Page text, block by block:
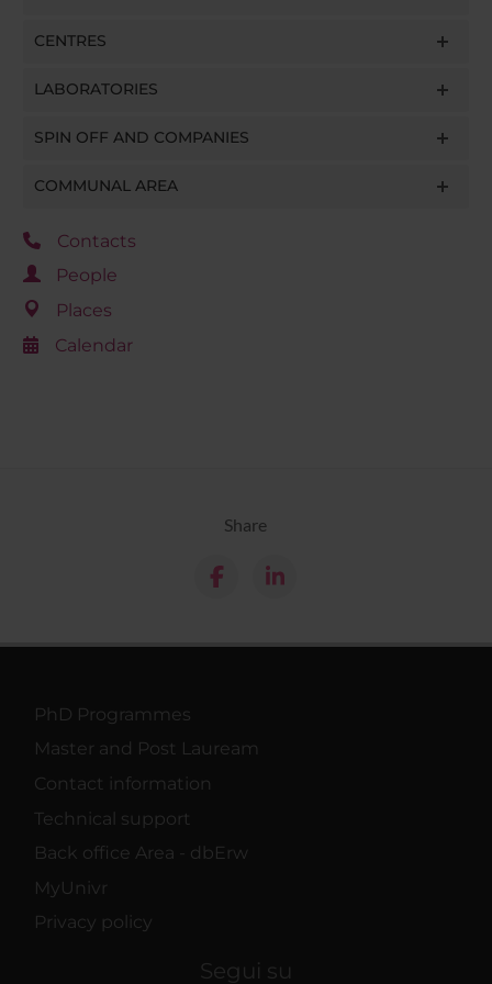
CENTRES
LABORATORIES
SPIN OFF AND COMPANIES
COMMUNAL AREA
Contacts
People
Places
Calendar
Share
PhD Programmes
Master and Post Lauream
Contact information
Technical support
Back office Area - dbErw
MyUnivr
Privacy policy
Segui su